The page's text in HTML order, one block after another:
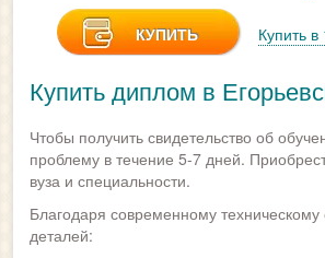
КУПИТЬ Купить в
Купить диплом в
Чтобы получить свидетельство об
проблему в течение 5-7 дней.
вуза и специальности.
Благодаря современному
деталей: